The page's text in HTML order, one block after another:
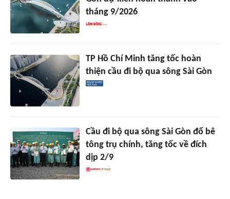
tháng 9/2026
TP Hồ Chí Minh tăng tốc hoàn
thiện cầu đi bộ qua sông Sài Gòn
Cầu đi bộ qua sông Sài Gòn đổ bê
tông trụ chính, tăng tốc về đích
dịp 2/9